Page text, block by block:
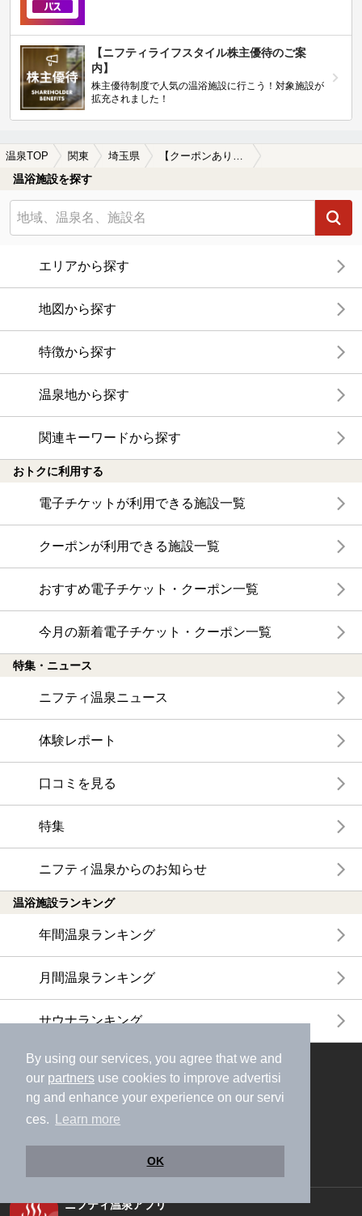
By using our services, you agree that we and
our partners use cookies to improve advertisi
ng and enhance your experience on our servi
ces.
Learn more
OK
【ニフティライフスタイル株主優待のご案
内】
株主優待制度で人気の温浴施設に行こう！対象施設が
拡充されました！
温泉TOP 関東 埼玉県
温浴施設を探す
エリアから探す
地図から探す
特徴から探す
温泉地から探す
関連キーワードから探す
おトクに利用する
電子チケットが利用できる施設一覧
クーポンが利用できる施設一覧
おすすめ電子チケット・クーポン一覧
今月の新着電子チケット・クーポン一覧
特集・ニュース
ニフティ温泉ニュース
体験レポート
口コミを見る
特集
ニフティ温泉からのお知らせ
温浴施設ランキング
年間温泉ランキング
月間温泉ランキング
サウナランキング
ニフティ温泉公式アカウントをフォローして
おトク情報やクーポン情報を受け取ろう
ニフティ温泉アプリ